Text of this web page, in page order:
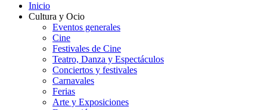
Inicio
Cultura y Ocio
Eventos generales
Cine
Festivales de Cine
Teatro, Danza y Espectáculos
Conciertos y festivales
Carnavales
Ferias
Arte y Exposiciones